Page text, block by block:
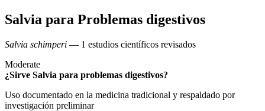
Salvia para Problemas digestivos
Salvia schimperi — 1 estudios científicos revisados
Moderate
¿Sirve Salvia para problemas digestivos?
Uso documentado en la medicina tradicional y respaldado por
investigación preliminar